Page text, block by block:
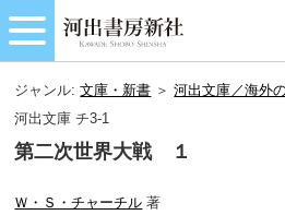
ジャンル:文庫・新書 ＞河出文庫／海外
河出文庫 チ3-1
第二次世界大戦 １
Ｗ・Ｓ・チャーチル 著